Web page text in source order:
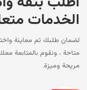
الخدمات
لضمان طلبك تم معاينة
متاحة ، ونقوم
مريحة وميزة.